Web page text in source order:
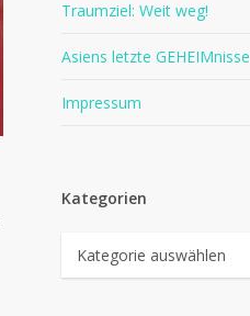
Traumziel: Weit weg!
Asiens letzte GEHEIMnisse
Impressum
Kategorien
Kategorien